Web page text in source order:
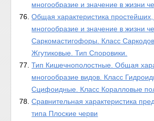
многообразие и значение в жизни
Общая характеристика
многообразие и значение в жизни
Саркомастигофоры. Класс
Жгутиковые. Тип Споровики.
Тип Кишечнополостные. Общая
многообразие видов. Класс
Сцифоидные. Класс Коралловые
Сравнительная характеристика
типа Плоские черви